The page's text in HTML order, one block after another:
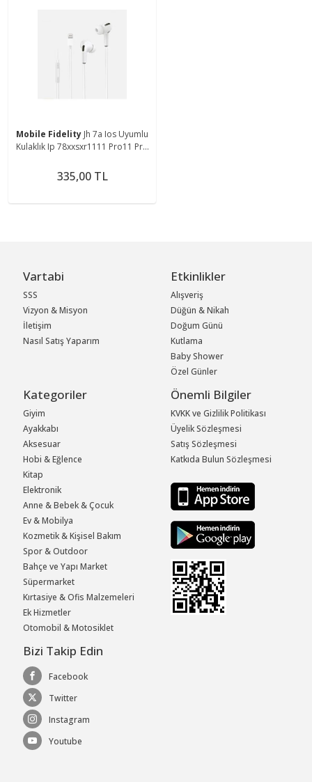
Mobile Fidelity Jh 7a Ios Uyumlu
Kulaklık Ip 78xxsxr1111 Pro11 Pro
335,00 TL
Vartabi
SSS
Vizyon & Misyon
İletişim
Nasıl Satış Yaparım
Etkinlikler
Alışveriş
Düğün & Nikah
Doğum Günü
Kutlama
Baby Shower
Özel Günler
Kategoriler
Giyim
Ayakkabı
Aksesuar
Hobi & Eğlence
Kitap
Elektronik
Anne & Bebek & Çocuk
Ev & Mobilya
Kozmetik & Kişisel Bakım
Spor & Outdoor
Bahçe ve Yapı Market
Süpermarket
Kırtasiye & Ofis Malzemeleri
Ek Hizmetler
Otomobil & Motosiklet
Önemli Bilgiler
KVKK ve Gizlilik Politikası
Üyelik Sözleşmesi
Satış Sözleşmesi
Katkıda Bulun Sözleşmesi
Bizi Takip Edin
Facebook
Twitter
Instagram
Youtube